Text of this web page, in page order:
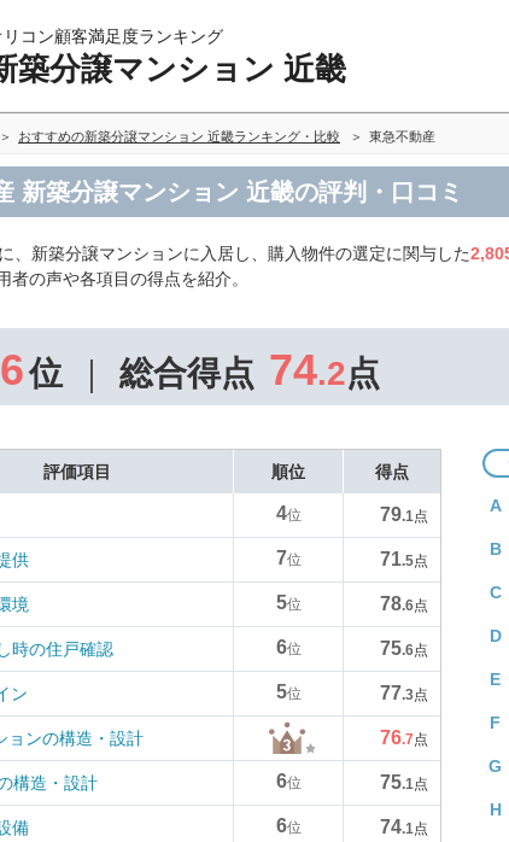
リコン顧客満足度ランキング
築分譲マンション 近畿
おすすめの新築分譲マンション 近畿ランキング・比較 東急不動産
新築分譲マンション 近畿の評判・口コミ
、新築分譲マンションに入居し、購入物件の選定に関与した
者の声や各項目の得点を紹介。
6位 総合得点 74.2点
評価項目 順位 得点
4位 79.1点
供 7位 71.5点
境 5位 78.6点
時の住戸確認 6位 75.6点
ン 5位 77.3点
ョンの構造・設計 76.7点
構造・設計 6位 75.1点
備 6位 74.1点
A
B
C
D
E
F
G
H